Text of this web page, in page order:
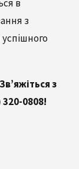
в
з
з
320-0808!